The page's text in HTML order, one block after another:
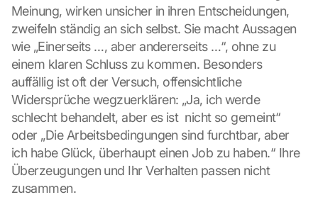
Meinung, wirken unsicher in ihren Entscheidungen,
zweifeln ständig an sich selbst. Sie macht Aussagen
wie „Einerseits …, aber andererseits …“, ohne zu
einem klaren Schluss zu kommen. Besonders
auffällig ist oft der Versuch, offensichtliche
Widersprüche wegzuerklären: „Ja, ich werde
schlecht behandelt, aber es ist  nicht so gemeint“
oder „Die Arbeitsbedingungen sind furchtbar, aber
ich habe Glück, überhaupt einen Job zu haben.“ Ihre
Überzeugungen und Ihr Verhalten passen nicht
zusammen.